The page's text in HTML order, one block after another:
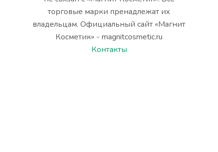
торговые марки пренадлежат их
владельцам. Официальный сайт «Магнит
Косметик» - magnitcosmetic.ru
Контакты